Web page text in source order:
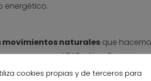
energético.
movimientos naturalesque
como NEAT o Non-Exercise
cookies propias y de terceros para